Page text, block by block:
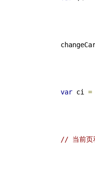
var ci =
// 当前页